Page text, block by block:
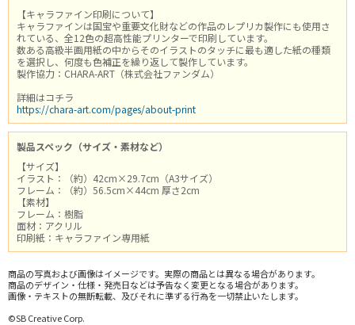
【キャラファイン印刷について】
キャラファインは国宝や重要文化財などの作品のレプリカ製作にも使用さ
れている、全12色の超高性能プリンターで印刷しています。
数ある高級半画用紙の中からそのイラストのタッチに最も適した紙の種類
を選択し、何度も色補正を繰り返して製作しています。
製作協力：CHARA-ART（株式会社ファンダム）
詳細はコチラ
https://chara-art.com/pages/about-print
製品スペック（サイズ・素材など）
【サイズ】
イラスト：（約）42cm×29.7cm（A3サイズ）
フレーム：（約）56.5cm×44cm 厚さ2cm
【素材】
フレーム：樹脂
面材：アクリル
印刷紙：キャラファイン専用紙
商品の写真および画像はイメージです。実際の商品とは異なる場合があります。
商品のデザイン・仕様・発売日などは予告なく変更となる場合があります。
画像・テキストの無断転載、及びそれに準ずる行為を一切禁止いたします。
©SB Creative Corp.